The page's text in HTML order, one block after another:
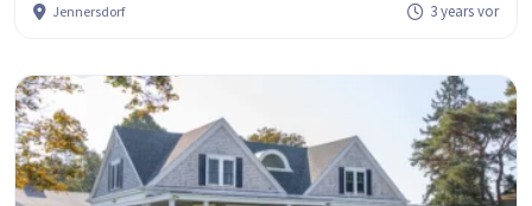
Jennersdorf 3 years vor